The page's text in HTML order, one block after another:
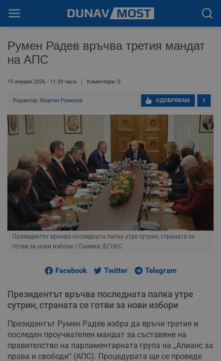
Румен Радев връчва третия мандат
на АПС
15 януари 2026 - 11:39 часа Коментари: 0
Редактор: Мартин Руменов 1
ОДОБРЯВАМ
Президентът връчва последната папка утре сутрин, страната се
готви за нови избори / Снимка: БГНЕС
Facebook Twitter Telegram
Президентът връчва последната папка утре
сутрин, страната се готви за нови избори
Президентът Румен Радев избра да връчи третия и
последен проучвателен мандат за съставяне на
правителство на парламентарната група на „Алианс за
права и свободи“ (АПС). Процедурата ще се проведе